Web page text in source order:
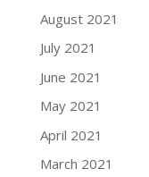
August 2021
July 2021
June 2021
May 2021
April 2021
March 2021